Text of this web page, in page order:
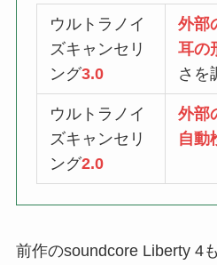
ウルトラノイ
ズキャンセリ
ング3.0
外部
耳の
さを
ウルトラノイ
ズキャンセリ
ング2.0
外部
自動
前作のsoundcore Liberty 4